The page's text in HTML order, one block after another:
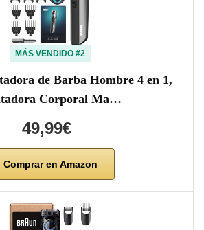
MÁS VENDIDO #2
de Barba Hombre 4 en 1,
Corporal Ma…
49,99€
Comprar en Amazon